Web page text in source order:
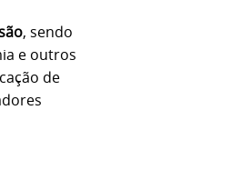
, sendo
e outros
de